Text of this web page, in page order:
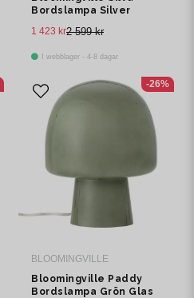
Bordslampa Silver
2 599 kr
1 423 kr
I webblager - 4-8 dagar
BLOOMINGVILLE
Bloomingville Paddy
Bordslampa Grön Glas
-26%